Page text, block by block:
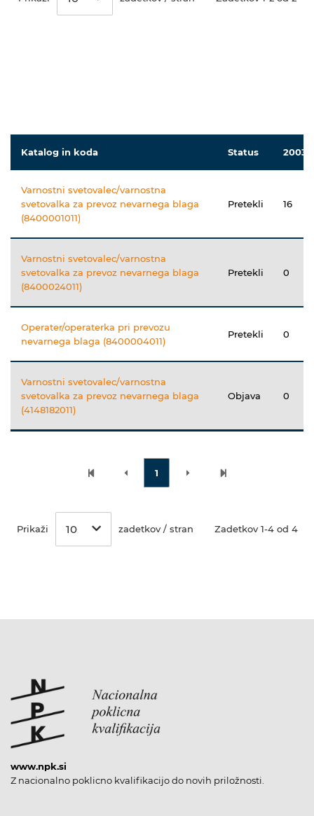
Katalog in koda Status 2003
Varnostni svetovalec/varnostna
svetovalka za prevoz nevarnega blaga
(8400001011)
Pretekli 16
Varnostni svetovalec/varnostna
svetovalka za prevoz nevarnega blaga
(8400024011)
Pretekli 0
Operater/operaterka pri prevozu
nevarnega blaga (8400004011)
Pretekli 0
Varnostni svetovalec/varnostna
svetovalka za prevoz nevarnega blaga
(4148182011)
Objava 0
1
Prikaži 10 zadetkov / stran Zadetkov 1-4 od 4
www.npk.si
Z nacionalno poklicno kvalifikacijo do novih priložnosti.